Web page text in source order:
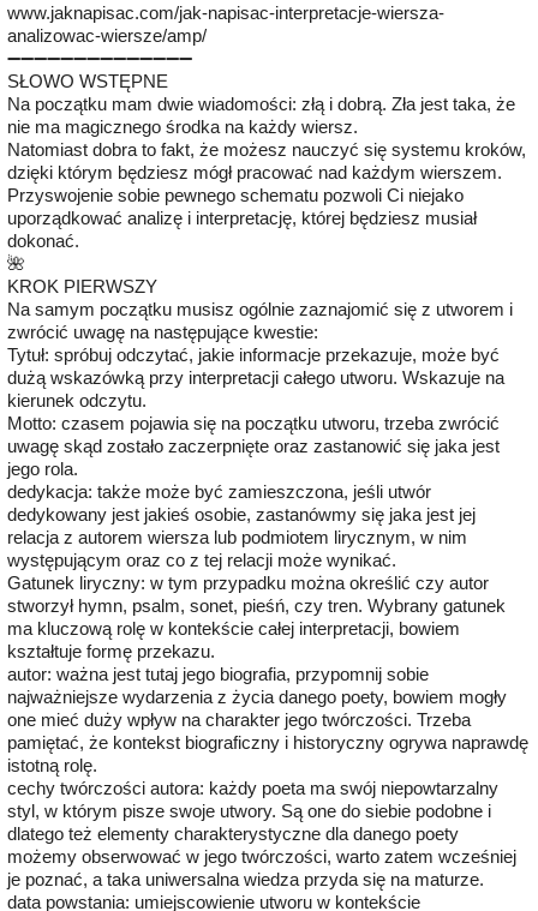
www.jaknapisac.com/jak-napisac-interpretacje-wiersza-
analizowac-wiersze/amp/
➖️➖️➖️➖️➖️➖️➖️➖️➖️➖️➖️➖️➖️➖️
SŁOWO WSTĘPNE
Na początku mam dwie wiadomości: złą i dobrą. Zła jest taka, że
nie ma magicznego środka na każdy wiersz.
Natomiast dobra to fakt, że możesz nauczyć się systemu kroków,
dzięki którym będziesz mógł pracować nad każdym wierszem.
Przyswojenie sobie pewnego schematu pozwoli Ci niejako
uporządkować analizę i interpretację, której będziesz musiał
dokonać.
🌺
KROK PIERWSZY
Na samym początku musisz ogólnie zaznajomić się z utworem i
zwrócić uwagę na następujące kwestie:
Tytuł: spróbuj odczytać, jakie informacje przekazuje, może być
dużą wskazówką przy interpretacji całego utworu. Wskazuje na
kierunek odczytu.
Motto: czasem pojawia się na początku utworu, trzeba zwrócić
uwagę skąd zostało zaczerpnięte oraz zastanowić się jaka jest
jego rola.
dedykacja: także może być zamieszczona, jeśli utwór
dedykowany jest jakieś osobie, zastanówmy się jaka jest jej
relacja z autorem wiersza lub podmiotem lirycznym, w nim
występującym oraz co z tej relacji może wynikać.
Gatunek liryczny: w tym przypadku można określić czy autor
stworzył hymn, psalm, sonet, pieśń, czy tren. Wybrany gatunek
ma kluczową rolę w kontekście całej interpretacji, bowiem
kształtuje formę przekazu.
autor: ważna jest tutaj jego biografia, przypomnij sobie
najważniejsze wydarzenia z życia danego poety, bowiem mogły
one mieć duży wpływ na charakter jego twórczości. Trzeba
pamiętać, że kontekst biograficzny i historyczny ogrywa naprawdę
istotną rolę.
cechy twórczości autora: każdy poeta ma swój niepowtarzalny
styl, w którym pisze swoje utwory. Są one do siebie podobne i
dlatego też elementy charakterystyczne dla danego poety
możemy obserwować w jego twórczości, warto zatem wcześniej
je poznać, a taka uniwersalna wiedza przyda się na maturze.
data powstania: umiejscowienie utworu w kontekście